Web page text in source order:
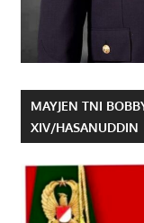
MAYJEN TNI
XIV/HASANUDDIN